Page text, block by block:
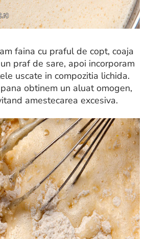
faina cu praful de copt, coaja
praf de sare, apoi incorporam
uscate in compozitia lichida.
obtinem un aluat omogen,
amestecarea excesiva.